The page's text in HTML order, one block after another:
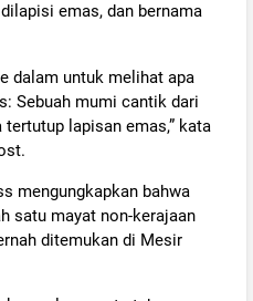
emas, dan bernama
dalam untuk melihat apa
Sebuah mumi cantik dari
lapisan emas,” kata
mengungkapkan bahwa
satu mayat non-kerajaan
ditemukan di Mesir